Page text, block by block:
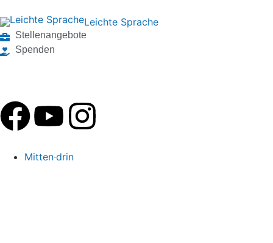
Leichte Sprache
Stellenangebote
Spenden
Mitten∙drin